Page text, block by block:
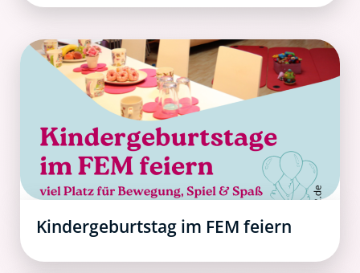
Kindergeburtstag im FEM feiern